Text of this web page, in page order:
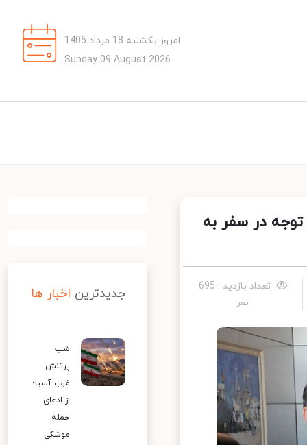
امروز یکشنبه 18 مرداد 1405
Sunday 09 August 2026
در سفر به
تعداد بازدید : 695
نفر
جدیدترین اخبار ها
شب
پرتنش
غرب آسیا؛
از ادعای
حمله
موشکی